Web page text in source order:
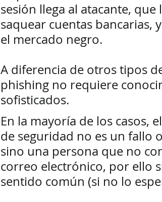
sesión llega al atacante,
saquear cuentas bancarias,
el mercado negro.
A diferencia de otros tipos
phishing no requiere
sofisticados.
En la mayoría de los casos,
de seguridad no es un fallo
sino una persona que no
correo electrónico, por ello
sentido común (si no lo